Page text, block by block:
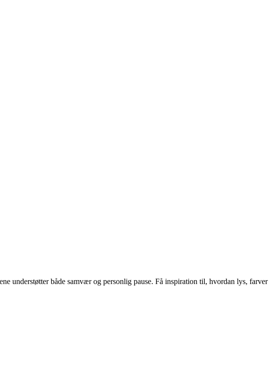
understøtter både samvær og personlig pause. Få inspiration til, hvordan lys, farver